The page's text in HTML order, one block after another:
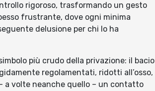
rigoroso, trasformando un gesto
frustrante, dove ogni minima
delusione per chi lo ha
più crudo della privazione: il bacio
regolamentati, ridotti all’osso,
a volte neanche quello – un contatto